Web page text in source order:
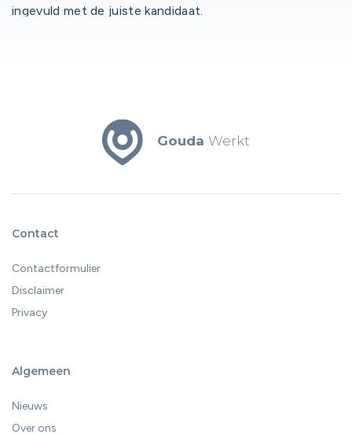
ingevuld met de juiste kandidaat.
Gouda Werkt
Contact
Contactformulier
Disclaimer
Privacy
Algemeen
Nieuws
Over ons